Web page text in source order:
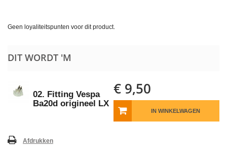
Geen loyaliteitspunten voor dit product.
DIT WORDT 'M
02. Fitting Vespa
Ba20d origineel LX
€ 9,50
IN WINKELWAGEN
Afdrukken